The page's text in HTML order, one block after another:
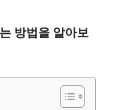
방법을 알아보